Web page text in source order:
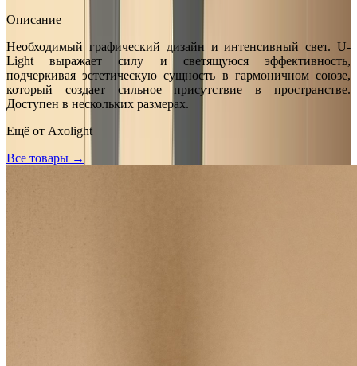
Описание
Необходимый графический дизайн и интенсивный свет. U-
Light выражает силу и светящуюся эффективность,
подчеркивая эстетическую сущность в гармоничном союзе,
который создает сильное присутствие в пространстве.
Доступен в нескольких размерах.
Ещё от Axolight
Все товары →